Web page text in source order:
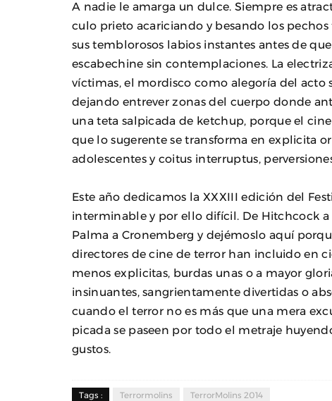
A nadie le amarga un dulce. Siempre es
culo prieto acariciando y besando los
sus temblorosos labios instantes antes de
escabechine sin contemplaciones. La
víctimas, el mordisco como alegoría del acto
dejando entrever zonas del cuerpo donde
una teta salpicada de ketchup, porque el
que lo sugerente se transforma en explicita
adolescentes y coitus interruptus,
Este año dedicamos la XXXIII edición del
interminable y por ello difícil. De Hitchcock a
Palma a Cronemberg y dejémoslo aquí
directores de cine de terror han incluido en
menos explicitas, burdas unas o a mayor
insinuantes, sangrientamente divertidas o
cuando el terror no es más que una mera
picada se paseen por todo el metraje
gustos.
Tags : Terrormolins TerrorMolins 2014